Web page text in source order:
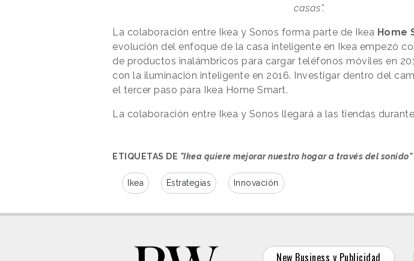
casas".
La colaboración entre Ikea y Sonos forma parte de Ikea Home
evolución del enfoque de la casa inteligente en Ikea empezó
de productos inalámbricos para cargar teléfonos móviles en
con la iluminación inteligente en 2016. Investigar dentro del
el tercer paso para Ikea Home Smart.
La colaboración entre Ikea y Sonos llegará a las tiendas
ETIQUETAS DE "Ikea quiere mejorar nuestro hogar a través del sonido"
Ikea Estrategias Innovación
New Business y Publicidad